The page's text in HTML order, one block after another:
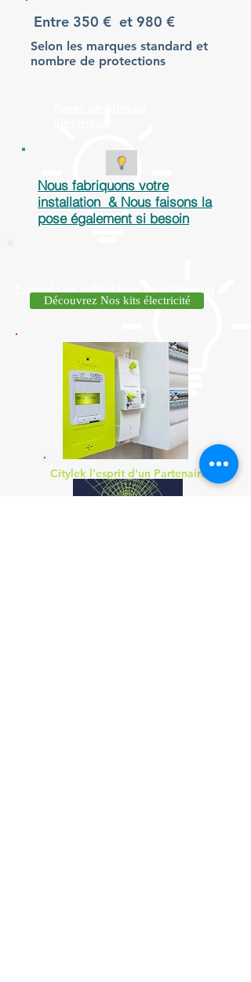
Entre 350 € et 980 €
Selon les marques standard et
nombre de protections
Nous fabriquons votre
installation & Nous faisons la
pose également si besoin
Exemple de coffret type pour l'habitat
Découvrez Nos kits électricité
Citylek l'esprit d'un Partenaire